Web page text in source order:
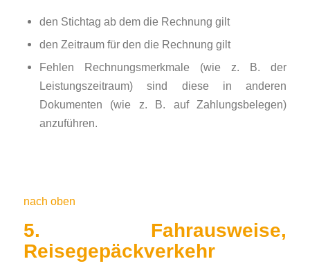
den Stichtag ab dem die Rechnung gilt
den Zeitraum für den die Rechnung gilt
Fehlen Rechnungsmerkmale (wie z. B. der
Leistungszeitraum) sind diese in anderen
Dokumenten (wie z. B. auf Zahlungsbelegen)
anzuführen.
nach oben
5. Fahrausweise,
Reisegepäckverkehr